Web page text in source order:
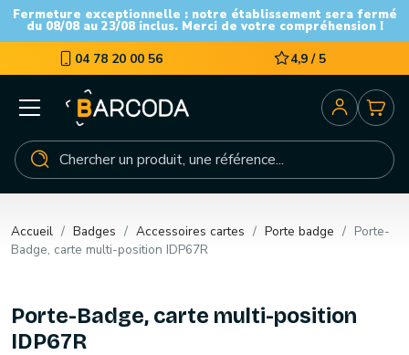
Fermeture exceptionnelle : notre établissement sera fermé
du 08/08 au 23/08 inclus. Merci de votre compréhension !
04 78 20 00 56 4,9 / 5
Accueil Badges Accessoires cartes Porte badge
Porte-
Badge, carte multi-position IDP67R
Porte-Badge, carte multi-position
IDP67R